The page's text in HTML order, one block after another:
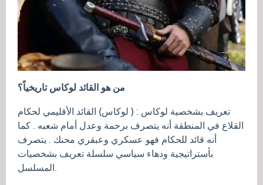
من هو القائد لوكاس تاريخياً؟
تعريف بشخصية لوكاس : ( لوكاس) القائد الأقليمي لحكام
القلاع في المنطقة أنه يتصرف برحمة وعدل أمام شعبه . كما
أنه قائد للحكام فهو عسكري وعبقري محنك . يتصرف
بأستراتيجية ودهاء سياسي سلسلة تعريف بشخصيات